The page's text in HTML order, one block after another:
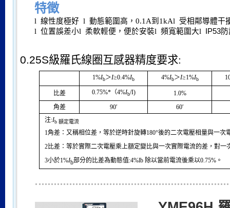
特徵
l 線性度極好 l 動態範圍高， 0.1A到 1kAl
受相鄰導體干
l 位置誤差小l 柔軟輕便，便於安裝l 頻寬範圍大l IP53防
0.25S級羅氏線圈互感器精度要求:
1%Ib＞I≥0.4%Ib 4%Ib＞I≥1%Ib
比差 0.75%*（4%Ib/I)
1.0%
角差
90′ 60′
注:Ib 額定電流
1角差：又稱相位差，等於逆時針旋轉180°後的二次電壓相量與一次
2比差：等於實際二次電壓乘上額定變比與一次實際電流的差，對一
3小於1%Ib部分的比差為動態值:4%lb 除以當前電流後乘以0.75% 。